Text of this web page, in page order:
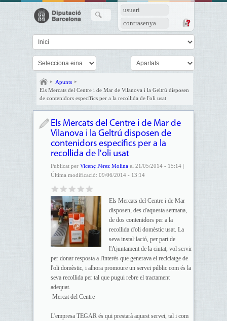
usuari
contrasenya
Apunts
Els Mercats del Centre i de Mar de Vilanova i la Geltrú disposen
de contenidors específics per a la recollida de l'oli usat
Els Mercats del Centre i de Mar de
Vilanova i la Geltrú disposen de
contenidors específics per a la
recollida de l'oli usat
Publicat per Vicenç Pérez Molinael 21/05/2014 - 15:14 |
Última modificació: 09/06/2014 - 13:14
Els Mercats del Centre i de Mar
disposen, des d'aquesta setmana,
de dos contenidors per a la
recollida d'oli domèstic usat. La
seva instal·lació, per part de
l'Ajuntament de la ciutat, vol servir
per donar resposta a l'interès que generava el reciclatge de
l'oli domèstic, i alhora promoure un servei públic com és la
seva recollida per tal que pugui rebre el tractament
adequat.
Mercat del Centre
L'empresa TEGAR és qui prestarà aquest servei, tal i com